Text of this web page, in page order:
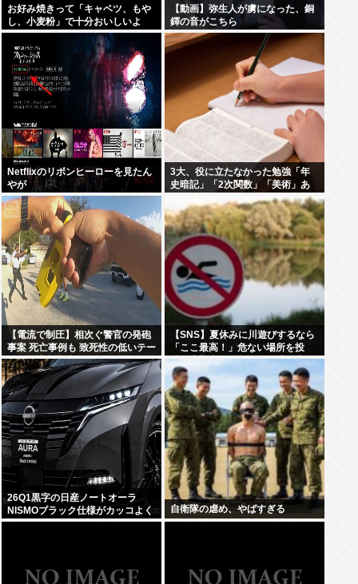
お好み焼きって「キャベツ、もや
し、小麦粉」で十分おいしいよ
ね？
【動画】弥生人が虜になった、銅
鐸の音がこちら
Netflixのリボンヒーローを見たん
やが
3大、役に立たなかった勉強「年
史暗記」「2次関数」「美術」あ
【電流で制圧】相次ぐ警官の発砲
事案 死亡事例も 致死性の低いテー
ザー銃導入指摘
【SNS】夏休みに川遊びするなら
「ここ最高！」危ない場所を投
稿、水難事故が起きたら法的責任
を問われる？
26Q1黒字の日産ノートオーラ
NISMOブラック仕様がカッコよく
てなんか悔しい
自衛隊の虐め、やばすぎる